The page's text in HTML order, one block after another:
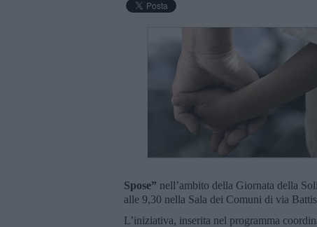
Spose” nell’ambito della Giornata della
alle 9,30 nella Sala dei Comuni di via
L’iniziativa, inserita nel programma